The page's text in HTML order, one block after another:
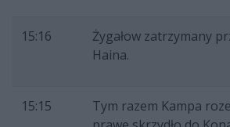
15:16
Żygałow zatrzymany
Haina.
15:15
Tym razem Kampa